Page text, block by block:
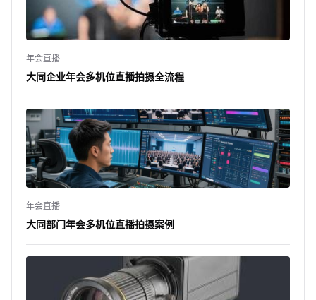
年会直播
大同企业年会多机位直播拍摄全流程
年会直播
大同部门年会多机位直播拍摄案例